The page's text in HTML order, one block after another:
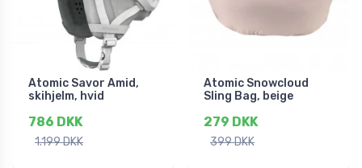
Atomic Savor Amid,
skihjelm, hvid
786 DKK
1.199 DKK
Atomic Snowcloud
Sling Bag, beige
279 DKK
399 DKK